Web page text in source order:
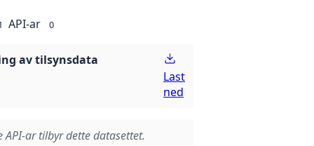
API-ar 0
av tilsynsdata
Last
ned
API-ar tilbyr dette datasettet.